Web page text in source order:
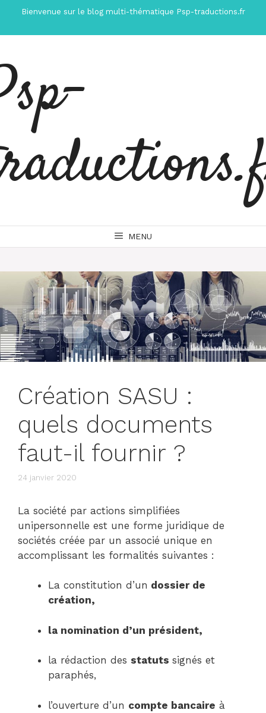
contenu
Bienvenue sur le blog multi-thématique Psp-traductions.fr
MENU
Création SASU :
quels documents
faut-il fournir ?
24 janvier 2020
La société par actions simplifiées
unipersonnelle est une forme juridique de
sociétés créée par un associé unique en
accomplissant les formalités suivantes :
La constitution d’un dossier de
création,
la nomination d’un président,
la rédaction des statuts signés et
paraphés,
l’ouverture d’un compte bancaire à